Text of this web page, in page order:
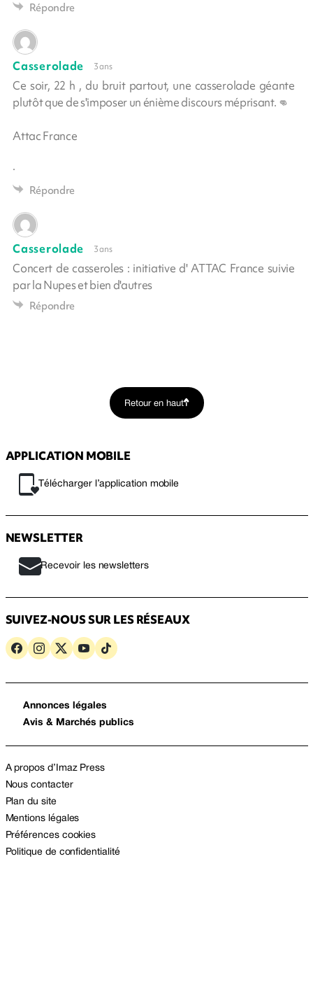
Répondre
Casserolade 3 ans
Ce soir, 22 h , du bruit partout, une casserolade géante
plutôt que de s'imposer un énième discours méprisant. 👊
Attac France
·
Répondre
Casserolade 3 ans
Concert de casseroles : initiative d' ATTAC France suivie
par la Nupes et bien d'autres
Répondre
Retour en haut
APPLICATION MOBILE
Télécharger l’application mobile
NEWSLETTER
Recevoir les newsletters
SUIVEZ-NOUS SUR LES RÉSEAUX
Annonces légales
Avis & Marchés publics
A propos d’Imaz Press
Nous contacter
Plan du site
Mentions légales
Préférences cookies
Politique de confidentialité